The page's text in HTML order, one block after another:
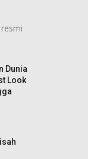
Dunia
Look